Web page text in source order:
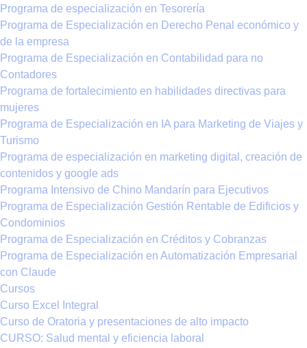
Programa de especialización en Tesorería
Programa de Especialización en Derecho Penal económico y
de la empresa
Programa de Especialización en Contabilidad para no
Contadores
Programa de fortalecimiento en habilidades directivas para
mujeres
Programa de Especialización en IA para Marketing de Viajes y
Turismo
Programa de especialización en marketing digital, creación de
contenidos y google ads
Programa Intensivo de Chino Mandarín para Ejecutivos
Programa de Especialización Gestión Rentable de Edificios y
Condominios
Programa de Especialización en Créditos y Cobranzas
Programa de Especialización en Automatización Empresarial
con Claude
Cursos
Curso Excel Integral
Curso de Oratoria y presentaciones de alto impacto
CURSO: Salud mental y eficiencia laboral